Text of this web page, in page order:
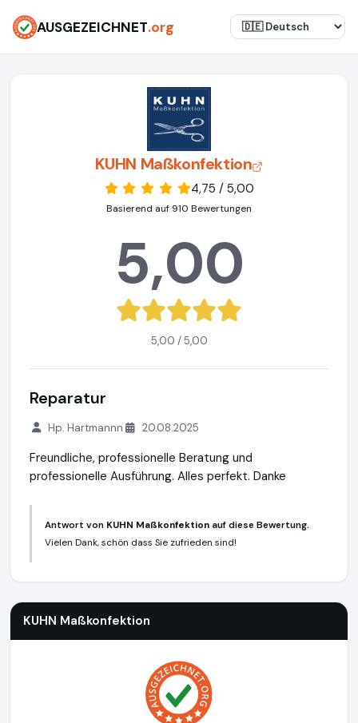
AUSGEZEICHNET.org
KUHN Maßkonfektion
4,75 / 5,00
Basierend auf 910 Bewertungen
5,00
5,00 / 5,00
Reparatur
Hp. Hartmannn 20.08.2025
Freundliche, professionelle Beratung und
professionelle Ausführung. Alles perfekt. Danke
Antwort von KUHN Maßkonfektion auf diese Bewertung.
Vielen Dank, schön dass Sie zufrieden sind!
KUHN Maßkonfektion